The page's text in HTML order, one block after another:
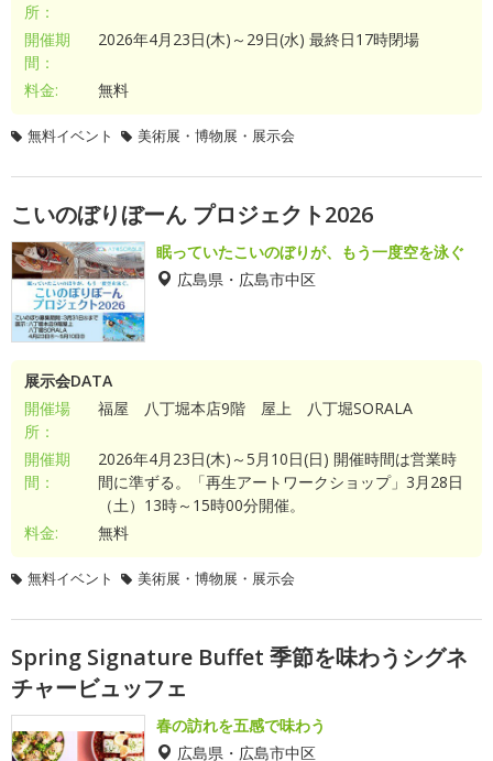
所：
開催期
間：
2026年4月23日(木)～29日(水) 最終日17時閉場
料金: 無料
無料イベント 美術展・博物展・展示会
こいのぼりぼーん プロジェクト2026
眠っていたこいのぼりが、もう一度空を泳ぐ
広島県・広島市中区
展示会DATA
開催場
所：
福屋 八丁堀本店9階 屋上 八丁堀SORALA
開催期
間：
2026年4月23日(木)～5月10日(日) 開催時間は営業時
間に準ずる。「再生アートワークショップ」3月28日
（土）13時～15時00分開催。
料金:
無料
無料イベント 美術展・博物展・展示会
Spring Signature Buffet 季節を味わうシグネ
チャービュッフェ
春の訪れを五感で味わう
広島県・広島市中区